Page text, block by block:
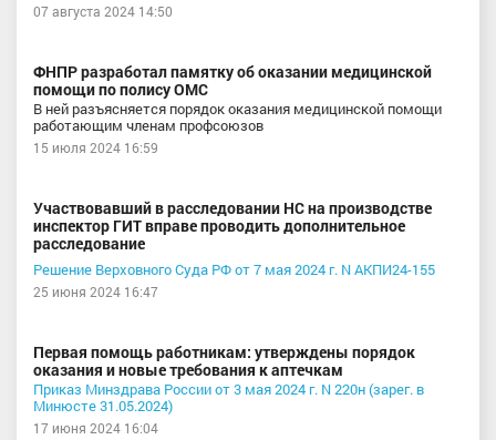
07 августа 2024 14:50
ФНПР разработал памятку об оказании медицинской
помощи по полису ОМС
В ней разъясняется порядок оказания медицинской помощи
работающим членам профсоюзов
15 июля 2024 16:59
Участвовавший в расследовании НС на производстве
инспектор ГИТ вправе проводить дополнительное
расследование
Решение Верховного Суда РФ от 7 мая 2024 г. N АКПИ24-155
25 июня 2024 16:47
Первая помощь работникам: утверждены порядок
оказания и новые требования к аптечкам
Приказ Минздрава России от 3 мая 2024 г. N 220н (зарег. в
Минюсте 31.05.2024)
17 июня 2024 16:04